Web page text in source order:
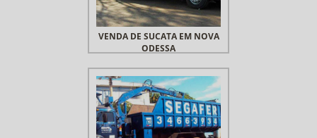
VENDA DE SUCATA EM NOVA
ODESSA